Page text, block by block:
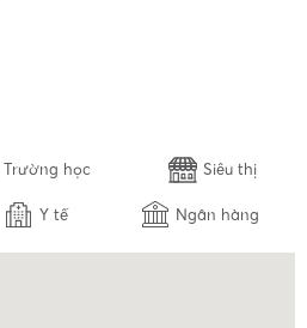
Trường học Siêu thị
Y tế Ngân hàng